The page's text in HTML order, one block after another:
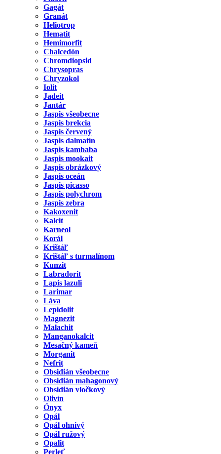
Gagát
Granát
Heliotrop
Hematit
Hemimorfit
Chalcedón
Chromdiopsid
Chrysopras
Chryzokol
Iolit
Jadeit
Jantár
Jaspis všeobecne
Jaspis brekcia
Jaspis červený
Jaspis dalmatín
Jaspis kambaba
Jaspis mookait
Jaspis obrázkový
Jaspis oceán
Jaspis picasso
Jaspis polychrom
Jaspis zebra
Kakoxenit
Kalcit
Karneol
Korál
Krištáľ
Krištáľ s turmalínom
Kunzit
Labradorit
Lapis lazuli
Larimar
Láva
Lepidolit
Magnezit
Malachit
Manganokalcit
Mesačný kameň
Morganit
Nefrit
Obsidián všeobecne
Obsidián mahagonový
Obsidián vločkový
Olivín
Ónyx
Opál
Opál ohnivý
Opál ružový
Opalit
Perleť